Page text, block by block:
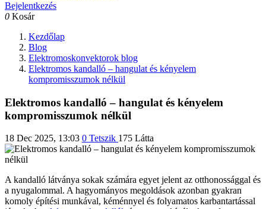
Bejelentkezés
0 Kosár
Kezdőlap
Blog
Elektromoskonvektorok blog
Elektromos kandalló – hangulat és kényelem
kompromisszumok nélkül
Elektromos kandalló – hangulat és kényelem
kompromisszumok nélkül
18 Dec 2025, 13:03 0 Tetszik 175 Látta
A kandalló látványa sokak számára egyet jelent az otthonossággal és
a nyugalommal. A hagyományos megoldások azonban gyakran
komoly építési munkával, kéménnyel és folyamatos karbantartással